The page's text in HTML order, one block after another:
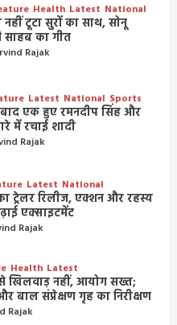
Health Latest National
नहीं टूटा सुरों का साथ, सोनू
साहब का गीत
Rajak
Latest National Sports
एक हुए रमनदीप सिंह और
में रचाई शादी
Rajak
Latest National
ट्रेलर रिलीज, एक्शन और रहस्य
एक्साइटमेंट
Rajak
Health Latest
खिलवाड़ नहीं, आयोग सख्त;
बाल संप्रेक्षण गृह का निरीक्षण
Rajak